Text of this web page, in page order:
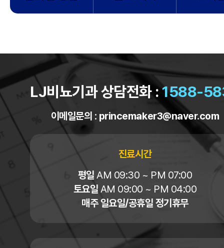
LJ비뇨기과 상담전화 :1588-
이메일문의 : princemaker3@naver.com
진료시간
평일 AM 09:30 ~ PM 07:00
토요일 AM 09:00 ~ PM 04:00
매주 일요일/공휴일 정기휴무